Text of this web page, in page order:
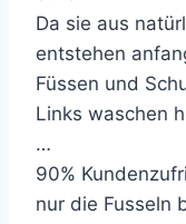
Da sie aus
entstehen
Füssen und
Links waschen
…
90%
nur die Fusseln